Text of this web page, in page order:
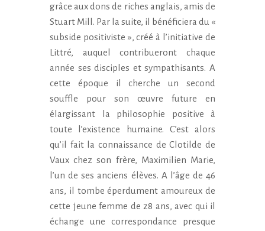
grâce aux dons de riches anglais, amis de
Stuart Mill. Par la suite, il bénéficiera du «
subside positiviste », créé à l’initiative de
Littré, auquel contribueront chaque
année ses disciples et sympathisants. A
cette époque il cherche un second
souffle pour son œuvre future en
élargissant la philosophie positive à
toute l’existence humaine. C’est alors
qu’il fait la connaissance de Clotilde de
Vaux chez son frère, Maximilien Marie,
l’un de ses anciens élèves. A l’âge de 46
ans, il tombe éperdument amoureux de
cette jeune femme de 28 ans, avec qui il
échange une correspondance presque